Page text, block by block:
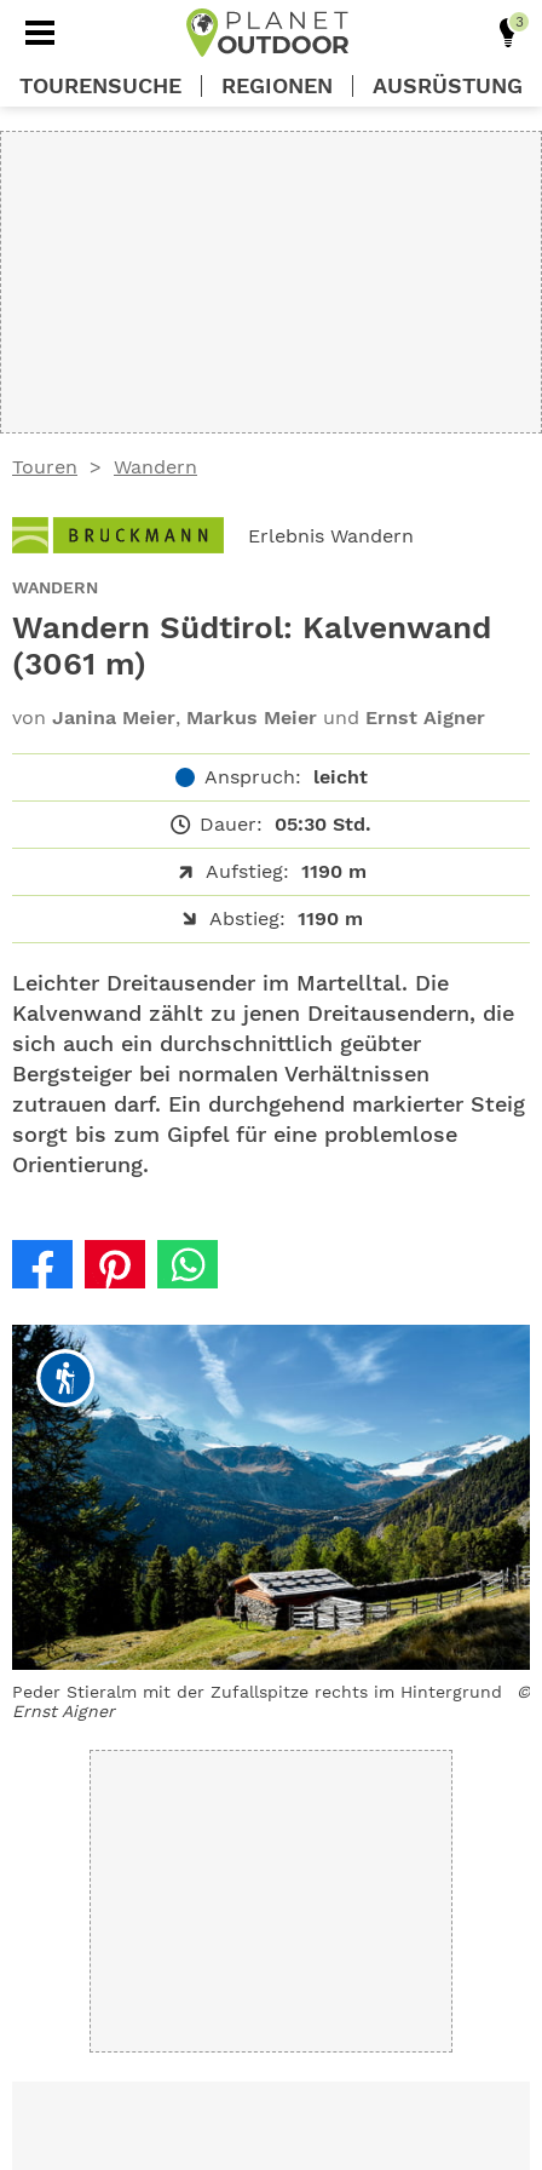
Touren Wandern
Erlebnis Wandern
WANDERN
Wandern Südtirol: Kalvenwand
(3061 m)
von Janina Meier, Markus Meier und Ernst Aigner
Anspruch: leicht
Dauer: 05:30 Std.
Aufstieg: 1190 m
Abstieg: 1190 m
Leichter Dreitausender im Martelltal. Die
Kalvenwand zählt zu jenen Dreitausendern, die
sich auch ein durchschnittlich geübter
Bergsteiger bei normalen Verhältnissen
zutrauen darf. Ein durchgehend markierter Steig
sorgt bis zum Gipfel für eine problemlose
Orientierung.
Peder Stieralm mit der Zufallspitze rechts im Hintergrund
©
Ernst Aigner
TOURENSUCHE REGIONEN AUSRÜSTUNG
ABO
GEWINNEN
NEWSLETTER
SHOP